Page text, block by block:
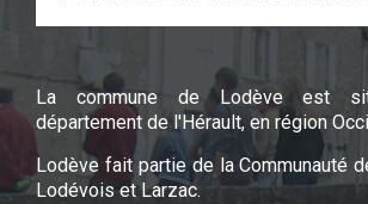
La commune de Lodève est
département de l'Hérault, en région
Lodève fait partie de la Communauté
Lodévois et Larzac.